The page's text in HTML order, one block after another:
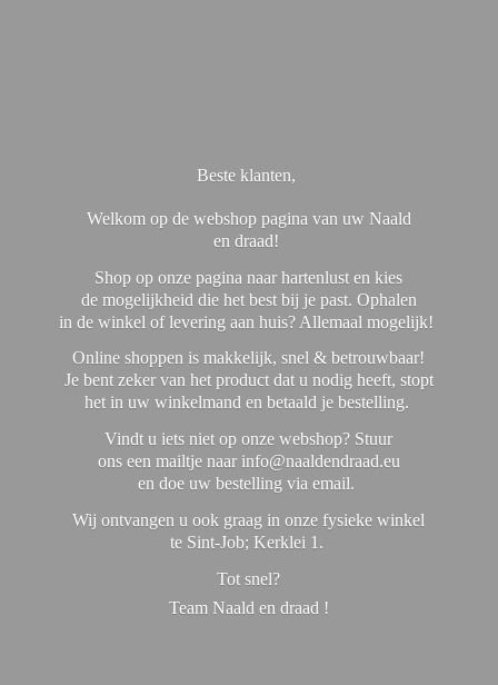
Beste klanten,
Welkom op de webshop pagina van uw Naald
en draad!
Shop op onze pagina naar hartenlust en kies
de mogelijkheid die het best bij je past. Ophalen
in de winkel of levering aan huis? Allemaal mogelijk!
Online shoppen is makkelijk, snel & betrouwbaar!
Je bent zeker van het product dat u nodig heeft, stopt
het in uw winkelmand en betaald je bestelling.
Vindt u iets niet op onze webshop? Stuur
ons een mailtje naar info@naaldendraad.eu
en doe uw bestelling via email.
Wij ontvangen u ook graag in onze fysieke winkel
te Sint-Job; Kerklei 1.
Tot snel?
Team Naald en draad !